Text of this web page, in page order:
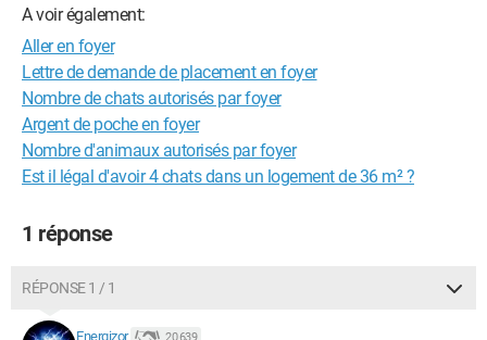
A voir également:
Aller en foyer
Lettre de demande de placement en foyer
Nombre de chats autorisés par foyer
Argent de poche en foyer
Nombre d'animaux autorisés par foyer
Est il légal d'avoir 4 chats dans un logement de 36 m² ?
1 réponse
RÉPONSE 1 / 1
Energizor